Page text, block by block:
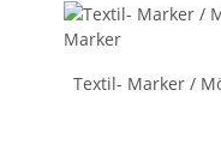
Textil- Marker /